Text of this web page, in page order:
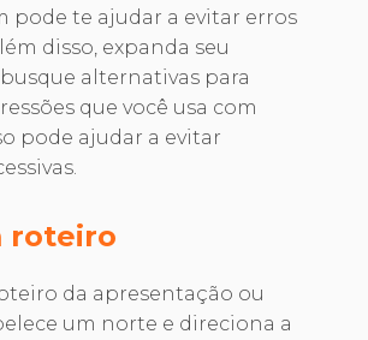
pode te ajudar a evitar erros
disso, expanda seu
alternativas para
que você usa com
pode ajudar a evitar
roteiro
da apresentação ou
um norte e direciona a